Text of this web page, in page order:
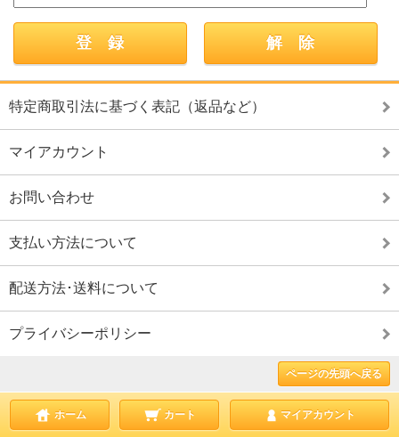
特定商取引法に基づく表記（返品など）
マイアカウント
お問い合わせ
支払い方法について
配送方法･送料について
プライバシーポリシー
ページの先頭へ戻る
ホーム カート マイアカウント